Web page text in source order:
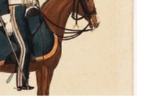
(7)
Prenten en Tekeningen